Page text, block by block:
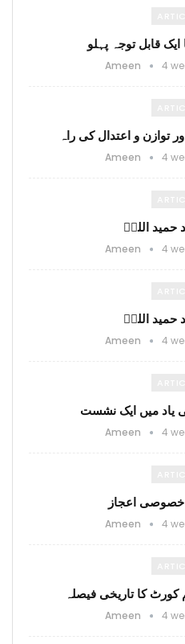
ایک قابل توجہ پہلو
Ameen 4
توازن و اعتدال کی راہ
Ameen 4
حمید اللہؒ
Ameen 4
حمید اللہؒ
Ameen 4
یاد میں ایک نشست
Ameen 4
خصوصی اعجاز
Ameen 4
کا تاریخی فیصلہ
Ameen 4